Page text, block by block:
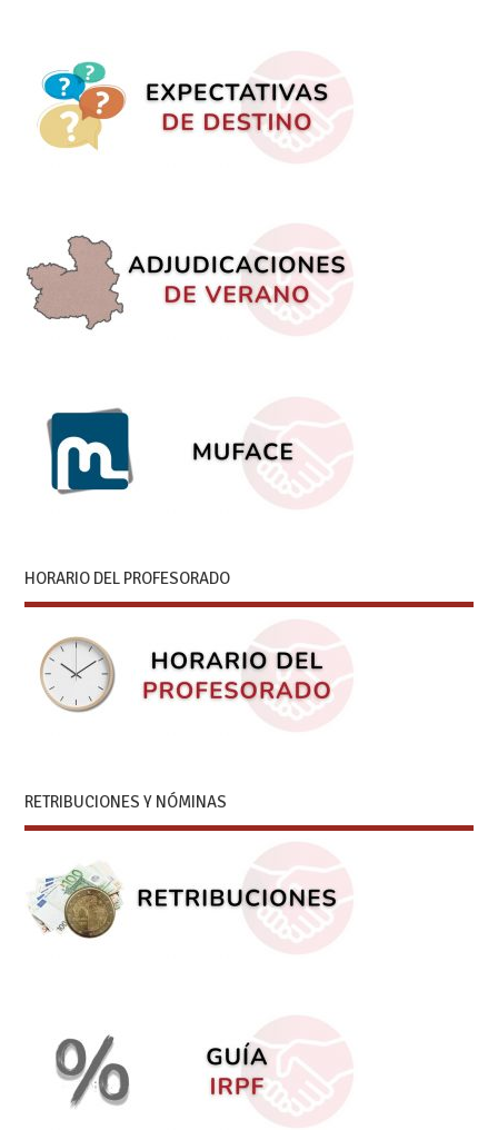
HORARIO DEL PROFESORADO
RETRIBUCIONES Y NÓMINAS